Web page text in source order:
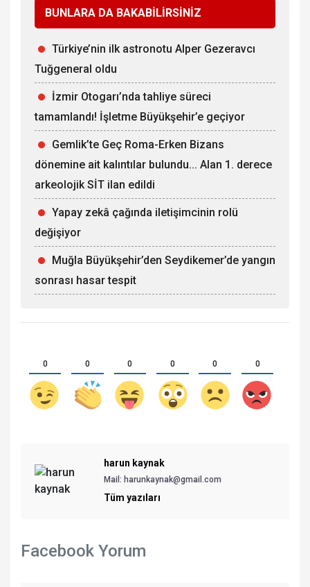
BUNLARA DA BAKABİLİRSİNİZ
Türkiye’nin ilk astronotu Alper Gezeravcı
Tuğgeneral oldu
İzmir Otogarı’nda tahliye süreci
tamamlandı! İşletme Büyükşehir’e geçiyor
Gemlik’te Geç Roma-Erken Bizans
dönemine ait kalıntılar bulundu... Alan 1. derece
arkeolojik SİT ilan edildi
Yapay zekâ çağında iletişimcinin rolü
değişiyor
Muğla Büyükşehir’den Seydikemer’de yangın
sonrası hasar tespit
0 0 0 0 0 0
harun kaynak
Mail: harunkaynak@gmail.com
Tüm yazıları
Facebook Yorum